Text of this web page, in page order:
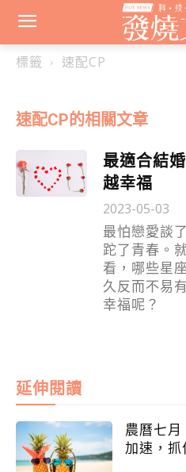
標籤 速配CP
速配CP的相關文章
最適合結
越幸福
2023-05-03
最怕戀愛談
跎了青春。
看，哪些星
久反而不易
幸福呢？
延伸閱讀
農曆七月
加速，抓